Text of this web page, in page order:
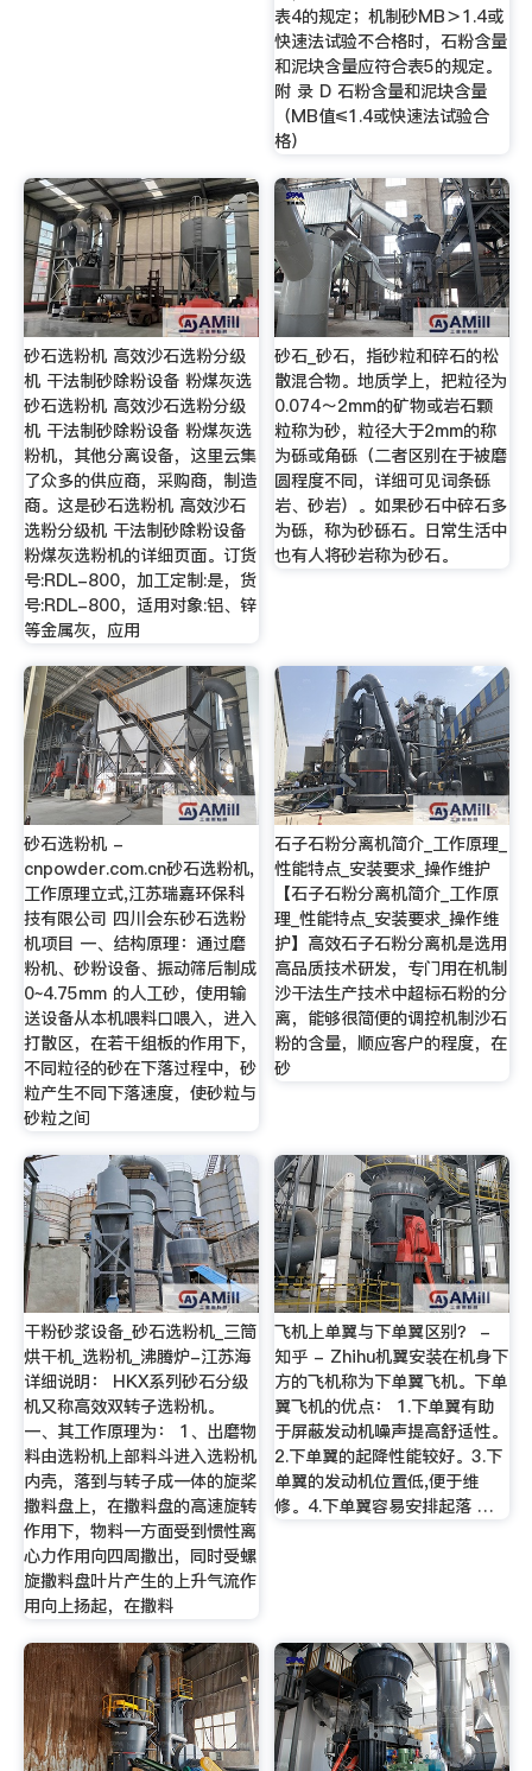
表4的规定；机制砂MB＞1.4或
快速法试验不合格时，石粉含量
和泥块含量应符合表5的规定。
附 录 D 石粉含量和泥块含量
（MB值≤1.4或快速法试验合
格）
砂石选粉机 高效沙石选粉分级
机 干法制砂除粉设备 粉煤灰选
砂石选粉机 高效沙石选粉分级
机 干法制砂除粉设备 粉煤灰选
粉机，其他分离设备，这里云集
了众多的供应商，采购商，制造
商。这是砂石选粉机 高效沙石
选粉分级机 干法制砂除粉设备
粉煤灰选粉机的详细页面。订货
号:RDL-800，加工定制:是，货
号:RDL-800，适用对象:铝、锌
等金属灰，应用
砂石_砂石，指砂粒和碎石的松
散混合物。地质学上，把粒径为
0.074～2mm的矿物或岩石颗
粒称为砂，粒径大于2mm的称
为砾或角砾（二者区别在于被磨
圆程度不同，详细可见词条砾
岩、砂岩）。如果砂石中碎石多
为砾，称为砂砾石。日常生活中
也有人将砂岩称为砂石。
砂石选粉机 -
cnpowder.com.cn砂石选粉机,
工作原理立式,江苏瑞嘉环保科
技有限公司 四川会东砂石选粉
机项目 一、结构原理：通过磨
粉机、砂粉设备、振动筛后制成
0~4.75mm 的人工砂，使用输
送设备从本机喂料口喂入，进入
打散区，在若干组板的作用下，
不同粒径的砂在下落过程中，砂
粒产生不同下落速度，使砂粒与
砂粒之间
石子石粉分离机简介_工作原理_
性能特点_安装要求_操作维护
【石子石粉分离机简介_工作原
理_性能特点_安装要求_操作维
护】高效石子石粉分离机是选用
高品质技术研发，专门用在机制
沙干法生产技术中超标石粉的分
离，能够很简便的调控机制沙石
粉的含量，顺应客户的程度，在
砂
干粉砂浆设备_砂石选粉机_三筒
烘干机_选粉机_沸腾炉-江苏海
详细说明： HKX系列砂石分级
机又称高效双转子选粉机。
一、其工作原理为： 1、出磨物
料由选粉机上部料斗进入选粉机
内壳，落到与转子成一体的旋桨
撒料盘上，在撒料盘的高速旋转
作用下，物料一方面受到惯性离
心力作用向四周撒出，同时受螺
旋撒料盘叶片产生的上升气流作
用向上扬起，在撒料
飞机上单翼与下单翼区别？ -
知乎 - Zhihu机翼安装在机身下
方的飞机称为下单翼飞机。下单
翼飞机的优点： 1.下单翼有助
于屏蔽发动机噪声提高舒适性。
2.下单翼的起降性能较好。3.下
单翼的发动机位置低,便于维
修。4.下单翼容易安排起落 …